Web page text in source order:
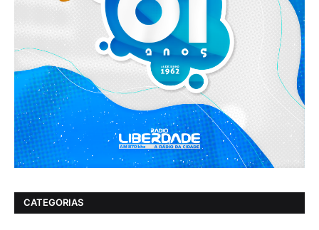
CATEGORIAS